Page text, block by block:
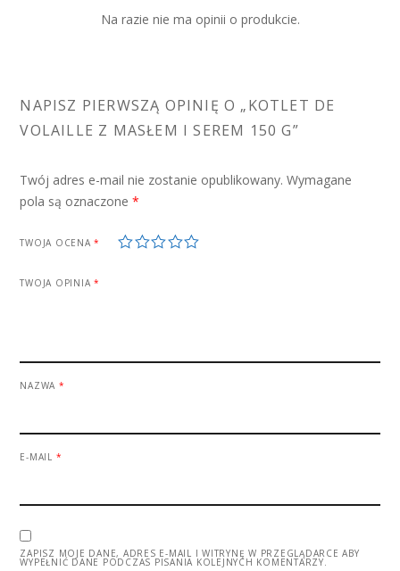
Na razie nie ma opinii o produkcie.
NAPISZ PIERWSZĄ OPINIĘ O „KOTLET DE
VOLAILLE Z MASŁEM I SEREM 150 G”
Twój adres e-mail nie zostanie opublikowany. Wymagane
pola są oznaczone*
TWOJA OCENA* 1 2 3 4 5
TWOJA OPINIA*
NAZWA *
E-MAIL *
ZAPISZ MOJE DANE, ADRES E-MAIL I WITRYNĘ W PRZEGLĄDARCE ABY
WYPEŁNIĆ DANE PODCZAS PISANIA KOLEJNYCH KOMENTARZY.